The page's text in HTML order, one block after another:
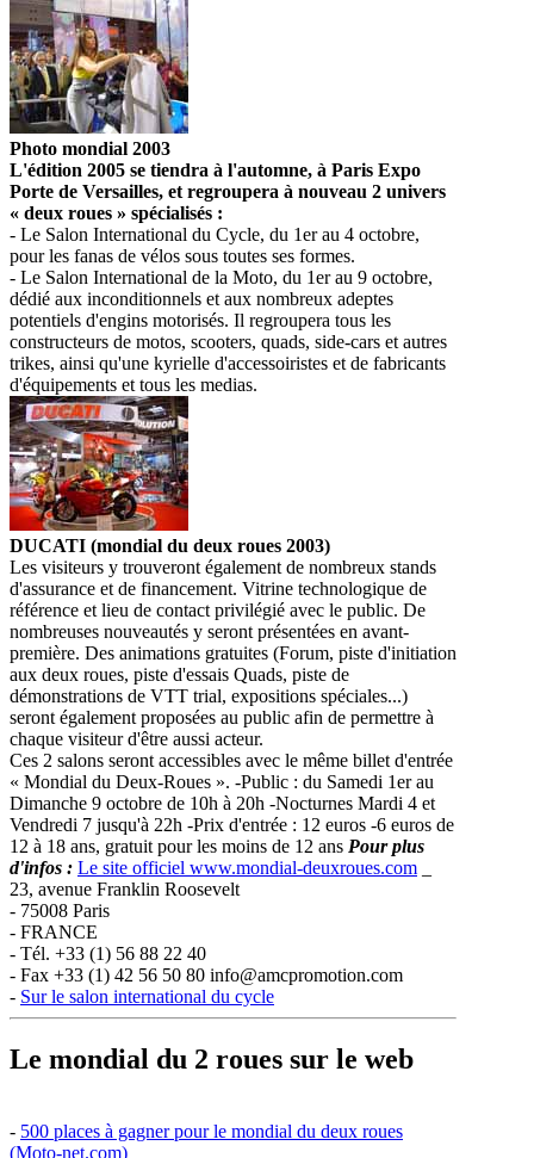
Photo mondial 2003
L'édition 2005 se tiendra à l'automne, à Paris Expo
Porte de Versailles, et regroupera à nouveau 2 univers
« deux roues » spécialisés :
- Le Salon International du Cycle, du 1er au 4 octobre,
pour les fanas de vélos sous toutes ses formes.
- Le Salon International de la Moto, du 1er au 9 octobre,
dédié aux inconditionnels et aux nombreux adeptes
potentiels d'engins motorisés. Il regroupera tous les
constructeurs de motos, scooters, quads, side-cars et autres
trikes, ainsi qu'une kyrielle d'accessoiristes et de fabricants
d'équipements et tous les medias.
DUCATI (mondial du deux roues 2003)
Les visiteurs y trouveront également de nombreux stands
d'assurance et de financement. Vitrine technologique de
référence et lieu de contact privilégié avec le public. De
nombreuses nouveautés y seront présentées en avant-
première. Des animations gratuites (Forum, piste d'initiation
aux deux roues, piste d'essais Quads, piste de
démonstrations de VTT trial, expositions spéciales...)
seront également proposées au public afin de permettre à
chaque visiteur d'être aussi acteur.
Ces 2 salons seront accessibles avec le même billet d'entrée
« Mondial du Deux-Roues ». -Public : du Samedi 1er au
Dimanche 9 octobre de 10h à 20h -Nocturnes Mardi 4 et
Vendredi 7 jusqu'à 22h -Prix d'entrée : 12 euros -6 euros de
12 à 18 ans, gratuit pour les moins de 12 ans Pour plus
d'infos : Le site officiel www.mondial-deuxroues.com
23, avenue Franklin Roosevelt
- 75008 Paris
- FRANCE
- Tél. +33 (1) 56 88 22 40
- Fax +33 (1) 42 56 50 80 info@amcpromotion.com
- Sur le salon international du cycle
Le mondial du 2 roues sur le web
- 500 places à gagner pour le mondial du deux roues
(Moto-net.com)